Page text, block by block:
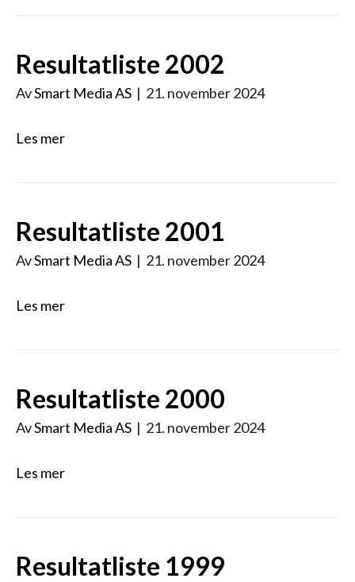
Resultatliste 2002
AvSmart Media AS | 21. november 2024
Les mer
Resultatliste 2001
AvSmart Media AS | 21. november 2024
Les mer
Resultatliste 2000
AvSmart Media AS | 21. november 2024
Les mer
Resultatliste 1999